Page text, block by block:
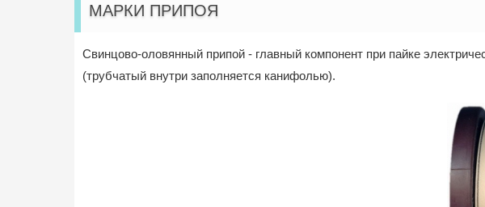
МАРКИ ПРИПОЯ
Свинцово-оловянный припой - главный компонент при пайке
(трубчатый внутри заполняется канифолью).